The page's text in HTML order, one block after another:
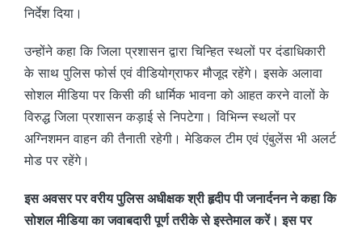
निर्देश दिया।
उन्होंने कहा कि जिला प्रशासन द्वारा चिन्हित स्थलों पर दंडाधिकारी
के साथ पुलिस फोर्स एवं वीडियोग्राफर मौजूद रहेंगे। इसके अलावा
सोशल मीडिया पर किसी की धार्मिक भावना को आहत करने वालों के
विरुद्ध जिला प्रशासन कड़ाई से निपटेगा। विभिन्न स्थलों पर
अग्निशमन वाहन की तैनाती रहेगी। मेडिकल टीम एवं एंबुलेंस भी अलर्ट
मोड पर रहेंगे।
इस अवसर पर वरीय पुलिस अधीक्षक श्री हृदीप पी जनार्दनन ने कहा कि
सोशल मीडिया का जवाबदारी पूर्ण तरीके से इस्तेमाल करें। इस पर